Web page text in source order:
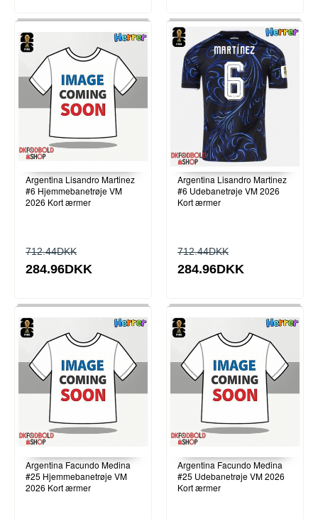
Argentina Lisandro Martinez
#6 Hjemmebanetrøje VM
2026 Kort ærmer
712.44DKK
284.96DKK
Argentina Lisandro Martinez
#6 Udebanetrøje VM 2026
Kort ærmer
712.44DKK
284.96DKK
Argentina Facundo Medina
#25 Hjemmebanetrøje VM
2026 Kort ærmer
Argentina Facundo Medina
#25 Udebanetrøje VM 2026
Kort ærmer